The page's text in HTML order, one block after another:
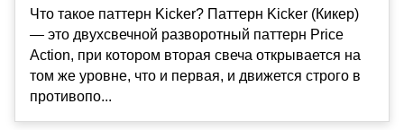
Что такое паттерн Kicker? Паттерн Kicker (Кикер)
— это двухсвечной разворотный паттерн Price
Action, при котором вторая свеча открывается на
том же уровне, что и первая, и движется строго в
противопо...